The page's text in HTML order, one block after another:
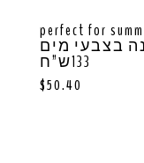
perfect for
בצבעי מים
133ש”ח
$50.40